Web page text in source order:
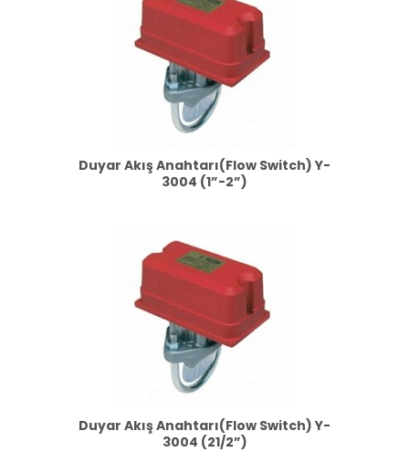
Duyar Akış Anahtarı(Flow Switch) Y-
3004 (1”-2”)
Duyar Akış Anahtarı(Flow Switch) Y-
3004 (21/2”)